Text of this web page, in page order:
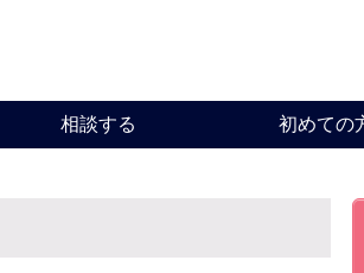
相談する 初めての